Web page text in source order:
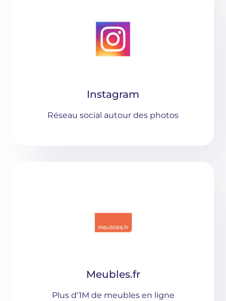
Instagram
Réseau social autour des photos
Meubles.fr
Plus d'1M de meubles en ligne